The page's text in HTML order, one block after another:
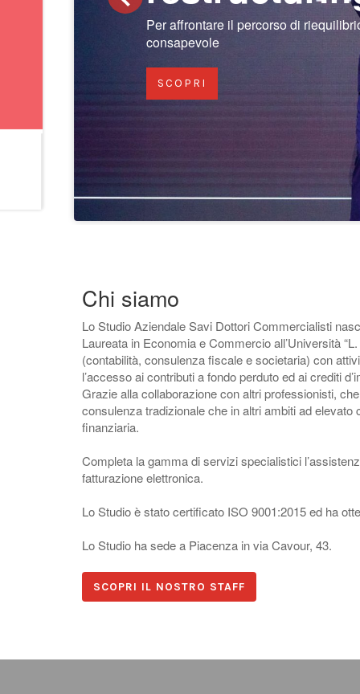
Per affrontare il percorso di
consapevole
SCOPRI
Chi siamo
Lo Studio Aziendale Savi Dottori Commercialisti
Laureata in Economia e Commercio all’Università
(contabilità, consulenza fiscale e societaria) con
l’accesso ai contributi a fondo perduto ed ai crediti
Grazie alla collaborazione con altri professionisti,
consulenza tradizionale che in altri ambiti ad
finanziaria.
Completa la gamma di servizi specialistici
fatturazione elettronica.
Lo Studio è stato certificato ISO 9001:2015 ed ha
Lo Studio ha sede a Piacenza in via Cavour, 43.
SCOPRI IL NOSTRO STAFF